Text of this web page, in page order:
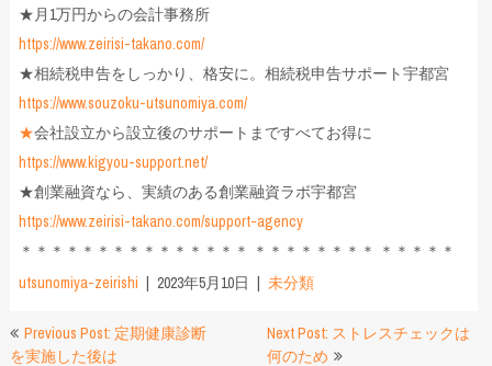
★月1万円からの会計事務所
https://www.zeirisi-takano.com/
★相続税申告をしっかり、格安に。相続税申告サポート宇都宮
https://www.souzoku-utsunomiya.com/
★会社設立から設立後のサポートまですべてお得に
https://www.kigyou-support.net/
★創業融資なら、実績のある創業融資ラボ宇都宮
https://www.zeirisi-takano.com/support-agency
＊＊＊＊＊＊＊＊＊＊＊＊＊＊＊ ＊＊＊＊＊＊＊＊ ＊＊＊＊＊
utsunomiya-zeirishi
2023年5月10日 未分類
投Previous Post: 定期健康診断
を実施した後は
Next Post: ストレスチェックは
何のため